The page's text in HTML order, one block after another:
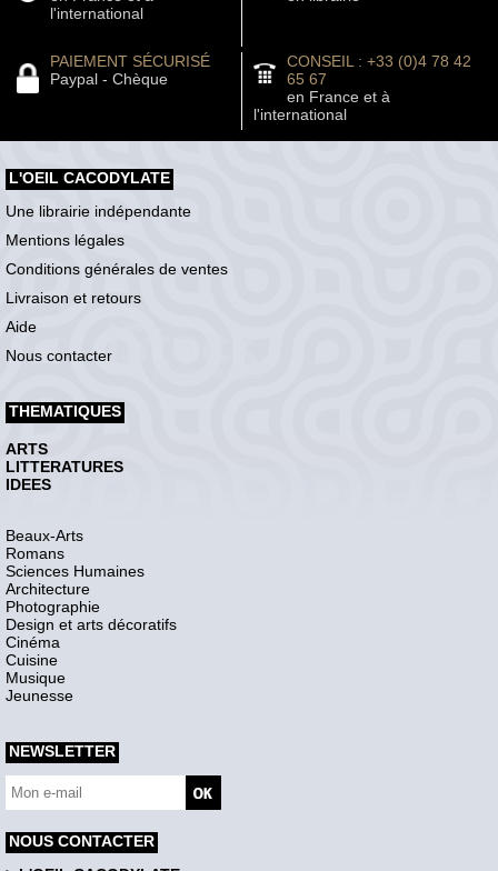
l'international
PAIEMENT SÉCURISÉ
Paypal - Chèque
CONSEIL : +33 (0)4 78 42
65 67
en France et à
l'international
L'OEIL CACODYLATE
Une librairie indépendante
Mentions légales
Conditions générales de ventes
Livraison et retours
Aide
Nous contacter
THEMATIQUES
ARTS
LITTERATURES
IDEES
Beaux-Arts
Romans
Sciences Humaines
Architecture
Photographie
Design et arts décoratifs
Cinéma
Cuisine
Musique
Jeunesse
NEWSLETTER
NOUS CONTACTER